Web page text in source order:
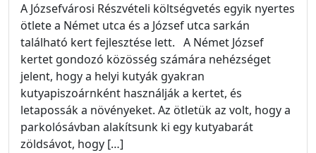
A Józsefvárosi Részvételi költségvetés egyik nyertes
ötlete a Német utca és a József utca sarkán
található kert fejlesztése lett. A Német József
kertet gondozó közösség számára nehézséget
jelent, hogy a helyi kutyák gyakran
kutyapiszoárnként használják a kertet, és
letapossák a növényeket. Az ötletük az volt, hogy a
parkolósávban alakítsunk ki egy kutyabarát
zöldsávot, hogy […]